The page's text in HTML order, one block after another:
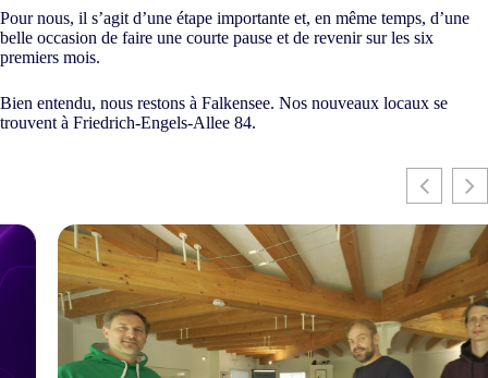
Pour nous, il s’agit d’une étape importante et, en même temps, d’une
belle occasion de faire une courte pause et de revenir sur les six
premiers mois.
Bien entendu, nous restons à Falkensee. Nos nouveaux locaux se
trouvent à Friedrich-Engels-Allee 84.